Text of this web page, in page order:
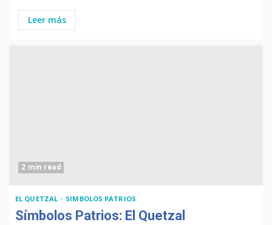
Leer más
2 min read
EL QUETZAL SIMBOLOS PATRIOS
Símbolos Patrios: El Quetzal
Chapinismos sobre animales